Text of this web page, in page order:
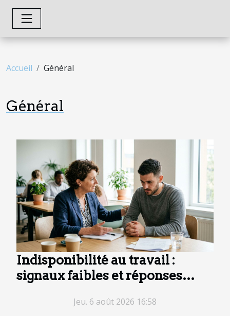
Accueil Général
Général
Indisponibilité au travail :
signaux faibles et réponses
Jeu. 6 août 2026 16:58